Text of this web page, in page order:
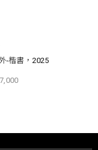
-楷書，2025